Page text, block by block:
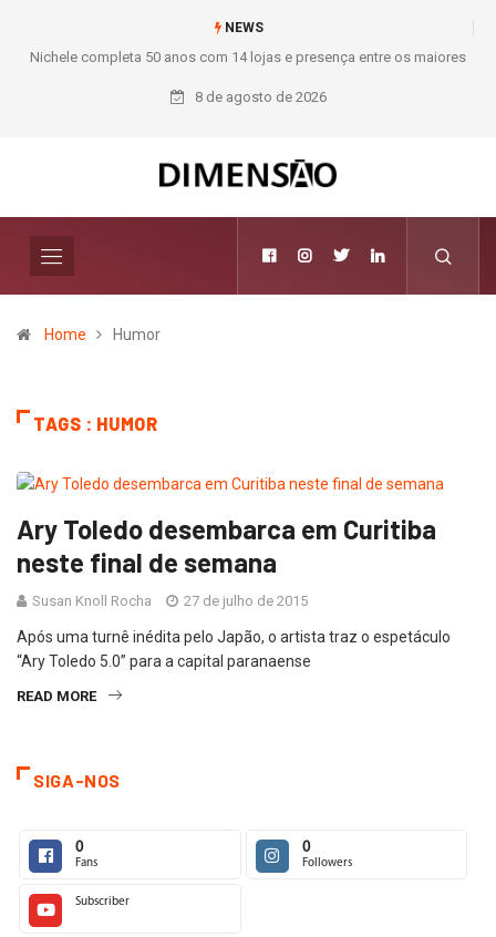
NEWS
Nichele completa 50 anos com 14 lojas e presença entre os maiores
varejistas de materiais de construção do Brasil
8 de agosto de 2026
Home Humor
TAGS : HUMOR
Ary Toledo desembarca em Curitiba
neste final de semana
Susan Knoll Rocha 27 de julho de 2015
Após uma turnê inédita pelo Japão, o artista traz o espetáculo
“Ary Toledo 5.0” para a capital paranaense
READ MORE
SIGA-NOS
0
Fans
0
Followers
Subscriber